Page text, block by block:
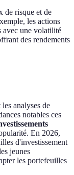
de risque et de
les actions
avec une volatilité
des rendements
analyses de
notables ces
En 2026,
d'investissement
jeunes
les portefeuilles